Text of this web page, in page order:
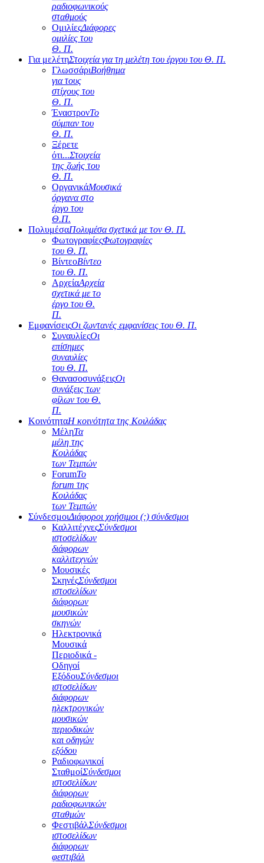
ραδιοφωνικούς
σταθμούς
ΟμιλίεςΔιάφορες
ομιλίες του
Θ. Π.
Για μελέτηΣτοιχεία για τη μελέτη του έργου του Θ. Π.
ΓλωσσάριΒοήθημα
για τους
στίχους του
Θ. Π.
ΈναστρονΤο
σύμπαν του
Θ. Π.
Ξέρετε
ότι...Στοιχεία
της ζωής του
Θ. Π.
ΟργανικάΜουσικά
όργανα στο
έργο του
Θ.Π.
ΠολυμέσαΠολυμέσα σχετικά με τον Θ. Π.
ΦωτογραφίεςΦωτογραφίες
του Θ. Π.
ΒίντεοΒίντεο
του Θ. Π.
ΑρχείαΑρχεία
σχετικά με το
έργο του Θ.
Π.
ΕμφανίσειςΟι ζωντανές εμφανίσεις του Θ. Π.
ΣυναυλίεςΟι
επίσημες
συναυλίες
του Θ. Π.
ΘανασοσυνάξειςΟι
συνάξεις των
φίλων του Θ.
Π.
ΚοινότηταΗ κοινότητα της Κοιλάδας
ΜέληΤα
μέλη της
Κοιλάδας
των Τεμπών
ForumΤο
forum της
Κοιλάδας
των Τεμπών
ΣύνδεσμοιΔιάφοροι χρήσιμοι (;) σύνδεσμοι
ΚαλλιτέχνεςΣύνδεσμοι
ιστοσελίδων
διάφορων
καλλιτεχνών
Μουσικές
ΣκηνέςΣύνδεσμοι
ιστοσελίδων
διάφορων
μουσικών
σκηνών
Ηλεκτρονικά
Μουσικά
Περιοδικά -
Οδηγοί
ΕξόδουΣύνδεσμοι
ιστοσελίδων
διάφορων
ηλεκτρονικών
μουσικών
περιοδικών
και οδηγών
εξόδου
Ραδιοφωνικοί
ΣταθμοίΣύνδεσμοι
ιστοσελίδων
διάφορων
ραδιοφωνικών
σταθμών
ΦεστιβάλΣύνδεσμοι
ιστοσελίδων
διάφορων
φεστιβάλ